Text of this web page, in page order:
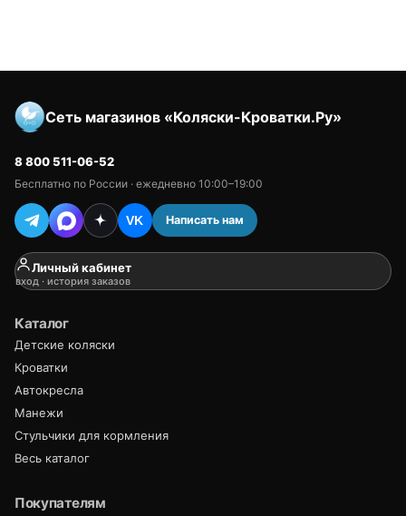
Сеть магазинов «Коляски-Кроватки.Ру»
8 800 511-06-52
Бесплатно по России · ежедневно 10:00–19:00
VK Написать нам
Личный кабинет
вход · история заказов
Каталог
Детские коляски
Кроватки
Автокресла
Манежи
Стульчики для кормления
Весь каталог
Покупателям